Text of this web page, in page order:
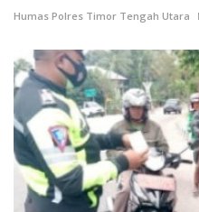
Humas Polres Timor Tengah Utara